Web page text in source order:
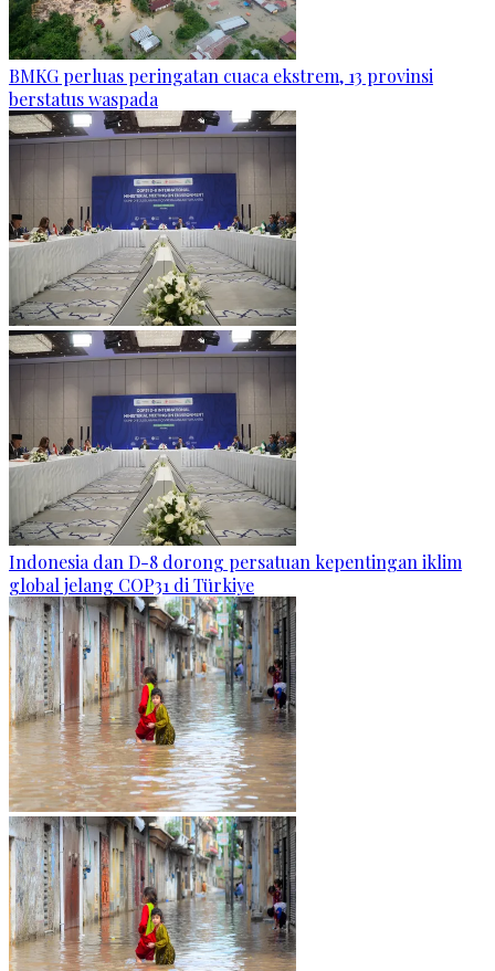
BMKG perluas peringatan cuaca ekstrem, 13 provinsi
berstatus waspada
Indonesia dan D-8 dorong persatuan kepentingan iklim
global jelang COP31 di Türkiye